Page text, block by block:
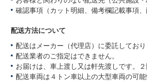
確認事項（カット明細、備考欄記載事項
配送方法について
配送はメーカー（代理店）に委託してお
配送業者のご指定はできません。
お届けは、車上渡し又は軒先渡しです。
配送車両は４トン車以上の大型車両の可能